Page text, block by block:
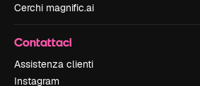
Cerchi magnific.ai
Contattaci
Assistenza clienti
Instagram